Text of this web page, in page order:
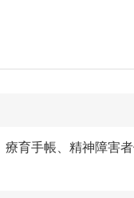
療育手帳、精神障害